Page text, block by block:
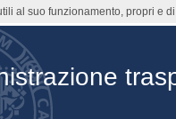
al suo funzionamento, propri e